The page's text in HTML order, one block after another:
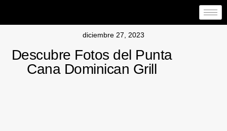
diciembre 27, 2023
Descubre Fotos del Punta
Cana Dominican Grill